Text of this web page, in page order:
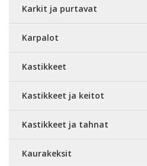
Karkit ja purtavat
Karpalot
Kastikkeet
Kastikkeet ja keitot
Kastikkeet ja tahnat
Kaurakeksit